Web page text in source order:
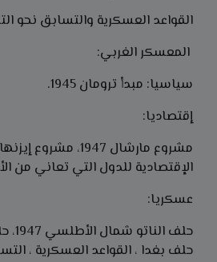
القواعد العسكرية والتسابق نحو
المعسكر الغربي:
سياسيا: مبدأ ترومان 1945.
إقتصاديا:
الإقتصادية للدول التي تعاني من
عسكريا:
حلف
حلف بغدا ، القواعد العسكرية ،